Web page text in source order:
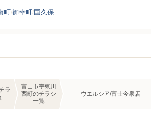
町御幸町 国久保
ラ
富士市宇東川
西町のチラシ
一覧
ウエルシア/富士今泉店